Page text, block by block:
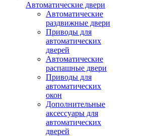
Автоматические двери
Автоматические
раздвижные двери
Приводы для
автоматических
дверей
Автоматические
распашные двери
Приводы для
автоматических
окон
Дополнительные
аксессуары для
автоматических
дверей